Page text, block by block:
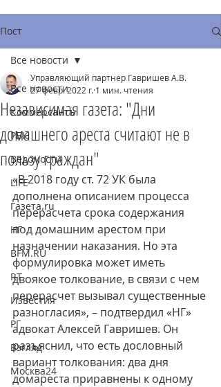
Пост
Все новости
Коммерсантъ
РБК
Ведомости
LIFE
Газета.ru
НГ
BFM.RU
RT
Известия
РГ
Взгляд
Москва24
Все новости
Независимая газета: "Дни
домашнего ареста считают не в
пользу граждан"
Управляющий партнер Гавришев А.В.
27 февр. 2022 г. 1 мин. чтения
«В 2018 году ст. 72 УК была
дополнена описанием процесса
перерасчета срока содержания
под домашним арестом при
назначении наказания. Но эта
формулировка может иметь
двоякое толкование, в связи с чем
перерасчет вызывал существенные
разногласия», – подтвердил «НГ»
адвокат Алексей Гавришев. Он
разъяснил, что есть дословный
вариант толкования: два дня
домареста приравнены к одному